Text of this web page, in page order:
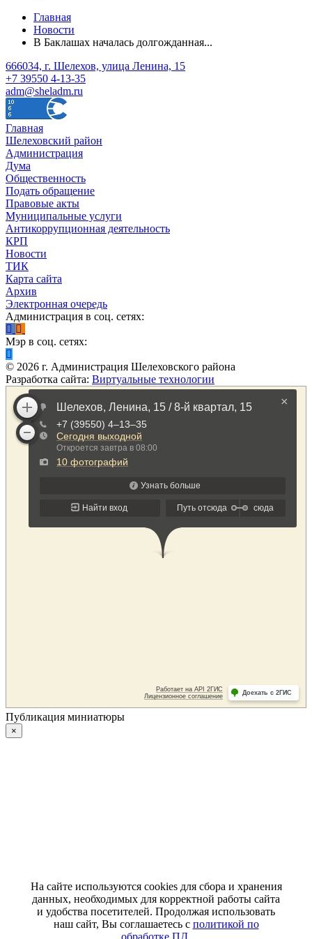
Главная
Новости
В Баклашах началась долгожданная...
666034, г. Шелехов, улица Ленина, 15
+7 39550 4-13-35
adm@sheladm.ru
Главная
Шелеховский район
Администрация
Дума
Общественность
Подать обращение
Правовые акты
Муниципальные услуги
Антикоррупционная деятельность
КРП
Новости
ТИК
Карта сайта
Архив
Электронная очередь
Администрация в соц. сетях:
Мэр в соц. сетях:
© 2026 г. Администрация Шелеховского района
Разработка сайта: Виртуальные технологии
Публикация миниатюры
×
На сайте используются cookies для сбора и хранения
данных, необходимых для корректной работы сайта
и удобства посетителей. Продолжая использовать
наш сайт, Вы соглашаетесь с политикой по
обработке ПД